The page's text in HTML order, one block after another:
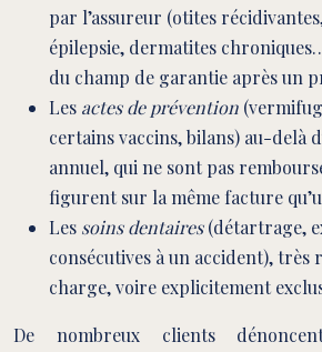
par l’assureur (otites
épilepsie, dermatites
du champ de garantie après un
Les actes de prévention
certains vaccins, bilans) au-delà
annuel, qui ne sont pas
figurent sur la même facture
Les soins dentaires(détartrage,
consécutives à un accident), très
charge, voire explicitement
De nombreux clients